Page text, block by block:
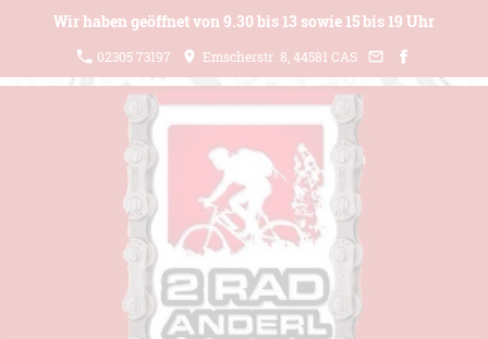
Wir haben geöffnet von 9.30 bis 13 sowie 15 bis 19 Uhr
02305 73197 Emscherstr. 8, 44581 CAS